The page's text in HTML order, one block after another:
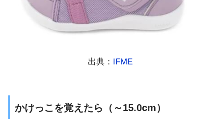
出典： IFME
かけっこを覚えたら（～15.0cm）